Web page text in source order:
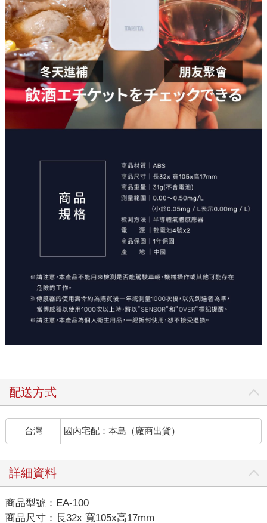
配送方式
台灣 國內宅配：本島（廠商出貨）
詳細資料
商品型號：EA-100
商品尺寸：長32x 寬105x高17mm